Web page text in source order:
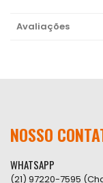
Avaliações
NOSSO
WHATSAPP
(21) 97220-7595